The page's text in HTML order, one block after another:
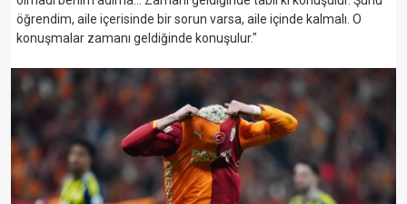
öğrendim, aile içerisinde bir sorun varsa, aile içinde kalmalı. O
konuşmalar zamanı geldiğinde konuşulur."